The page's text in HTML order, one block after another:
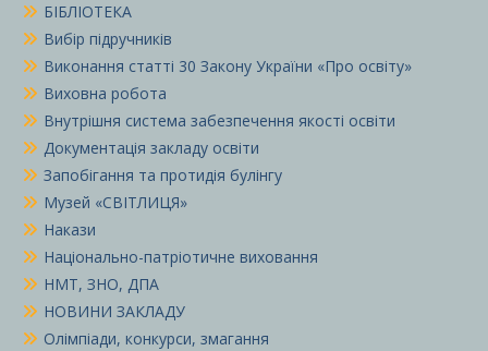
БІБЛІОТЕКА
Вибір підручників
Виконання статті 30 Закону України «Про освіту»
Виховна робота
Внутрішня система забезпечення якості освіти
Документація закладу освіти
Запобігання та протидія булінгу
Музей «СВІТЛИЦЯ»
Накази
Національно-патріотичне виховання
НМТ, ЗНО, ДПА
НОВИНИ ЗАКЛАДУ
Олімпіади, конкурси, змагання